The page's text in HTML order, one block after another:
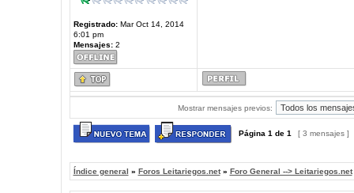
Registrado:Mar Oct 14, 2014
6:01 pm
Mensajes:2
Mostrar mensajes previos:
Página 1 de 1 [ 3 mensajes ]
Índice general » Foros Leitariegos.net» Foro General --> Leitariegos.net